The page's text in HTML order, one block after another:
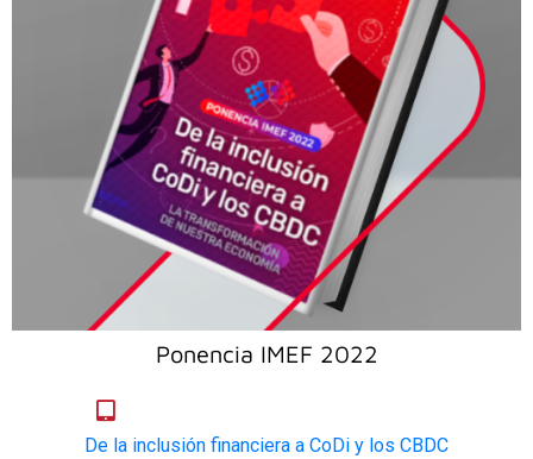
Ponencia IMEF 2022
De la inclusión financiera a CoDi y los CBDC